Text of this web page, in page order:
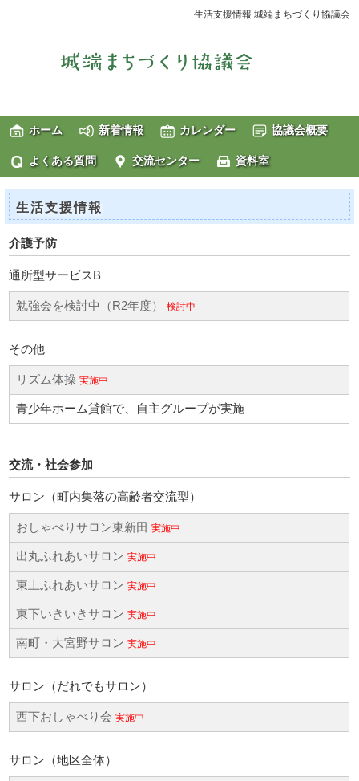
生活支援情報 城端まちづくり協議会
ホーム 新着情報 カレンダー 協議会概要
よくある質問 交流センター 資料室
生活支援情報
介護予防
通所型サービスB
勉強会を検討中（R2年度）検討中
その他
リズム体操実施中
青少年ホーム貸館で、自主グループが実施
交流・社会参加
サロン（町内集落の高齢者交流型）
おしゃべりサロン東新田実施中
出丸ふれあいサロン実施中
東上ふれあいサロン実施中
東下いきいきサロン実施中
南町・大宮野サロン実施中
サロン（だれでもサロン）
西下おしゃべり会実施中
サロン（地区全体）